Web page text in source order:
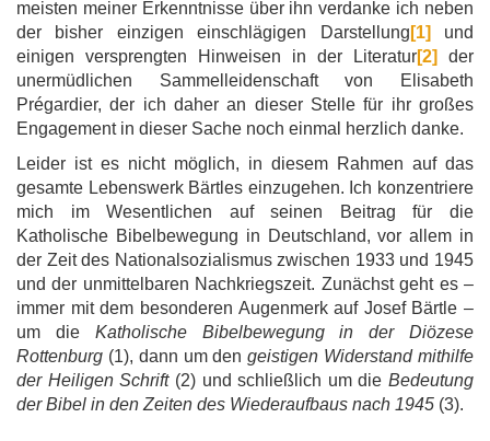
meisten meiner Erkenntnisse über ihn verdanke ich neben
der bisher einzigen einschlägigen Darstellung [1] und
einigen versprengten Hinweisen in der Literatur[2]
der
unermüdlichen Sammelleidenschaft von Elisabeth
Prégardier, der ich daher an dieser Stelle für ihr großes
Engagement in dieser Sache noch einmal herzlich danke.
Leider ist es nicht möglich, in diesem Rahmen auf das
gesamte Lebenswerk Bärtles einzugehen. Ich konzentriere
mich im Wesentlichen auf seinen Beitrag für die
Katholische Bibelbewegung in Deutschland, vor allem in
der Zeit des Nationalsozialismus zwischen 1933 und 1945
und der unmittelbaren Nachkriegszeit. Zunächst geht es –
immer mit dem besonderen Augenmerk auf Josef Bärtle –
um die Katholische Bibelbewegung in der Diözese
Rottenburg (1), dann um dengeistigen Widerstand mithilfe
der Heiligen Schrift(2) und schließlich um die Bedeutung
der Bibel in den Zeiten des Wiederaufbaus nach 1945 (3).